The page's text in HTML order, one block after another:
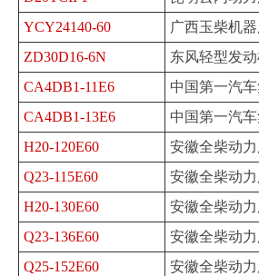
YCY24140-60
广西玉柴机
ZD30D16-6N
东风轻型发
CA4DB1-11E6
中国第一汽
CA4DB1-13E6
中国第一汽
H20-120E60
安徽全柴动
Q23-115E60
安徽全柴动
H20-130E60
安徽全柴动
Q23-136E60
安徽全柴动
Q25-152E60
安徽全柴动